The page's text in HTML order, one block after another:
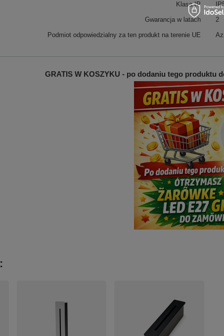
Podmiot odpowiedzialny za ten produkt na terenie UE
Klasa IP
Gwarancja w latach 2
GRATIS W KOSZYKU - po dodaniu tego produktu